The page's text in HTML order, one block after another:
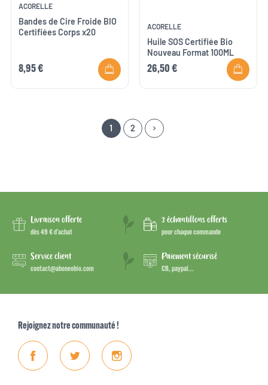
ACORELLE
Bandes de Cire Froide BIO
Certifiées Corps x20
8,95 €
ACORELLE
Huile SOS Certifiée Bio
Nouveau Format 100ML
26,50 €
1 2 keyboard_arrow_right
Suivant
Livraison offerte
dès 49 € d’achat
3 échantillons offerts
pour chaque commande
Service client
contact@aboneobio.com
Paiement sécurisé
CB, paypal...
Rejoignez notre communauté !
FacebookTwitter Instagram